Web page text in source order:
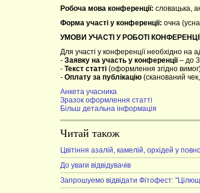
Робоча мова конференції: словацька,
Форма участі у конференції: очна
УМОВИ УЧАСТІ У РОБОТІ
Для участі у конференції необхідно на
- Заявку на участь у конференції– до
- Текст статті (оформлення згідно
- Оплату за публікацію (сканований
Анкета учасника
Зразок оформлення статті
Більш детальна інформація
Читай також
Цвітіння азалій, камелій, орхідей у
До уваги відвідувачів
Запрошуемо відвідати Фітофест: